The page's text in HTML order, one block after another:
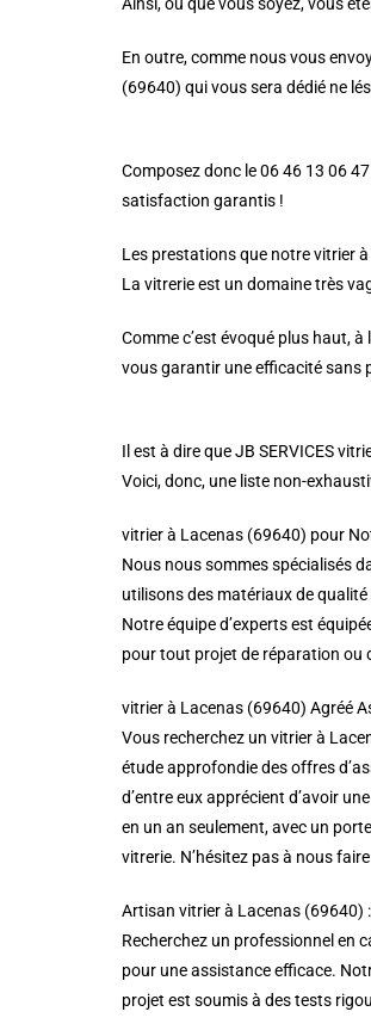
En outre, comme nous vous
(69640) qui vous sera dédié ne
Composez donc le 06 46 13 06
satisfaction garantis !
Les prestations que notre vitrier
La vitrerie est un domaine très
Comme c’est évoqué plus haut,
vous garantir une efficacité sans
Il est à dire que JB SERVICES
Voici, donc, une liste non-
vitrier à Lacenas (69640) pour
Nous nous sommes spécialisés
utilisons des matériaux de
Notre équipe d’experts est
pour tout projet de réparation ou
vitrier à Lacenas (69640) Agréé
Vous recherchez un vitrier à
étude approfondie des offres
d’entre eux apprécient d’avoir
en un an seulement, avec un
vitrerie. N’hésitez pas à nous
Artisan vitrier à Lacenas (69640)
Recherchez un professionnel en
pour une assistance efficace.
projet est soumis à des tests